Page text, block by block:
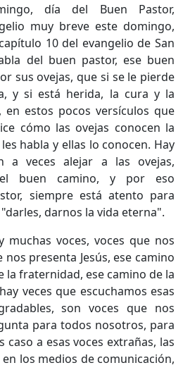
día del Buen Pastor,
muy breve este domingo,
10 del evangelio de San
del buen pastor, ese buen
sus ovejas, que si se le pierde
y si está herida, la cura y la
en estos pocos versículos que
cómo las ovejas conocen la
habla y ellas lo conocen. Hay
a veces alejar a las ovejas,
buen camino, y por eso
siempre está atento para
darnos la vida eterna".
muchas voces, voces que nos
presenta Jesús, ese camino
la fraternidad, ese camino de la
veces que escuchamos esas
son voces que nos
para todos nosotros, para
caso a esas voces extrañas, las
los medios de comunicación,